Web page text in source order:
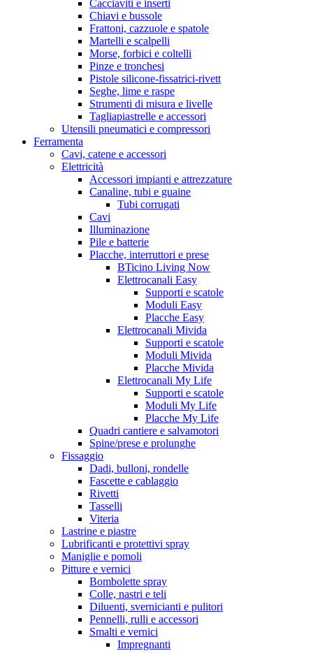
Cacciaviti e inserti
Chiavi e bussole
Frattoni, cazzuole e spatole
Martelli e scalpelli
Morse, forbici e coltelli
Pinze e tronchesi
Pistole silicone-fissatrici-rivett
Seghe, lime e raspe
Strumenti di misura e livelle
Tagliapiastrelle e accessori
Utensili pneumatici e compressori
Ferramenta
Cavi, catene e accessori
Elettricità
Accessori impianti e attrezzature
Canaline, tubi e guaine
Tubi corrugati
Cavi
Illuminazione
Pile e batterie
Placche, interruttori e prese
BTicino Living Now
Elettrocanali Easy
Supporti e scatole
Moduli Easy
Placche Easy
Elettrocanali Mivida
Supporti e scatole
Moduli Mivida
Placche Mivida
Elettrocanali My Life
Supporti e scatole
Moduli My Life
Placche My Life
Quadri cantiere e salvamotori
Spine/prese e prolunghe
Fissaggio
Dadi, bulloni, rondelle
Fascette e cablaggio
Rivetti
Tasselli
Viteria
Lastrine e piastre
Lubrificanti e protettivi spray
Maniglie e pomoli
Pitture e vernici
Bombolette spray
Colle, nastri e teli
Diluenti, svernicianti e pulitori
Pennelli, rulli e accessori
Smalti e vernici
Impregnanti